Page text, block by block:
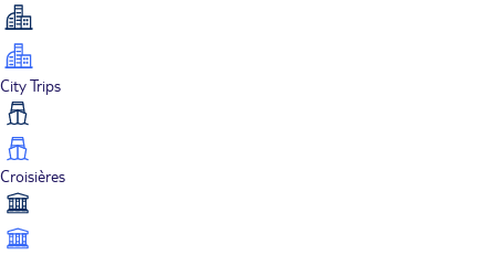
City Trips
Croisières